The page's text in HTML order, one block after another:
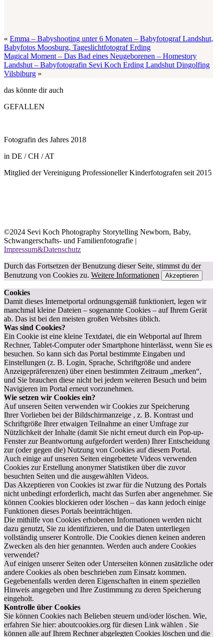
« Emma – Babyshooting unter 6 Monaten – Babyfotograf Landshut,
Babyfotos Moosburg, Tageslichtfotograf Erding
Magical Moment – Das Bad eines Neugeborenen – Homestory
Landshut – Babyfotografin Sevi Koch Erding Landshut Dingolfing
Vilsbiburg »
das könnte dir auch
GEFALLEN
Fotografin des Jahres 2018
in DE / CH / AT
Mitglied der Vereinigung Professioneller Kinderfotografen seit 2015
©2024 Sevi Koch Photography Storytelling Newborn, Baby,
Schwangerschafts- und Familienfotografie |
Impressum&Datenschutz
Durch das Fortsetzen der Benutzung dieser Seite, stimmst du der
Benutzung von Cookies zu. Weitere Informationen Akzeptieren
Cookies
Damit dieses Internetportal ordnungsgemäß funktioniert, legen wir
manchmal kleine Dateien – sogenannte Cookies – auf Ihrem Gerät
ab. Das ist bei den meisten großen Websites üblich.
Was sind Cookies?
Ein Cookie ist eine kleine Textdatei, die ein Webportal auf Ihrem
Rechner, Tablet-Computer oder Smartphone hinterlässt, wenn Sie es
besuchen. So kann sich das Portal bestimmte Eingaben und
Einstellungen (z. B. Login, Sprache, Schriftgröße und andere
Anzeigepräferenzen) über einen bestimmten Zeitraum „merken“,
und Sie brauchen diese nicht bei jedem weiteren Besuch und beim
Navigieren im Portal erneut vorzunehmen.
Wie setzen wir Cookies ein?
Auf unseren Seiten verwenden wir Cookies zur Speicherung
Ihrer Vorlieben bei der Bildschirmanzeige , z. B. Kontrast und
Schriftgröße Ihrer etwaigen Teilnahme an einer Umfrage zur
Nützlichkeit der Inhalte (damit Sie nicht erneut durch ein Pop-up-
Fenster zur Beantwortung aufgefordert werden) Ihrer Entscheidung
zur (oder gegen die) Nutzung von Cookies auf diesem Portal.
Auch einige auf unseren Seiten eingebettete Videos verwenden
Cookies zur Erstellung anonymer Statistiken über die zuvor
besuchten Seiten und die ausgewählten Videos.
Das Akzeptieren von Cookies ist zwar für die Nutzung des Portals
nicht unbedingt erforderlich, macht das Surfen aber angenehmer. Sie
können Cookies blockieren oder löschen – das kann jedoch einige
Funktionen dieses Portals beeinträchtigen.
Die mithilfe von Cookies erhobenen Informationen werden nicht
dazu genutzt, Sie zu identifizieren, und die Daten unterliegen
vollständig unserer Kontrolle. Die Cookies dienen keinen anderen
Zwecken als den hier genannten. Werden auch andere Cookies
verwendet?
Auf einigen unserer Seiten oder Unterseiten können zusätzliche oder
andere Cookies als oben beschrieben zum Einsatz kommen.
Gegebenenfalls werden deren Eigenschaften in einem speziellen
Hinweis angegeben und Ihre Zustimmung zu deren Speicherung
eingeholt.
Kontrolle über Cookies
Sie können Cookies nach Belieben steuern und/oder löschen. Wie,
erfahren Sie hier: aboutcookies.org für diesen Link wählen . Sie
können alle auf Ihrem Rechner abgelegten Cookies löschen und die